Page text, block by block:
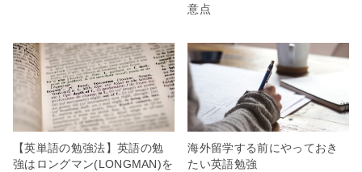
意点
【英単語の勉強法】英語の勉
強はロングマン(LONGMAN)を
海外留学する前にやっておき
たい英語勉強